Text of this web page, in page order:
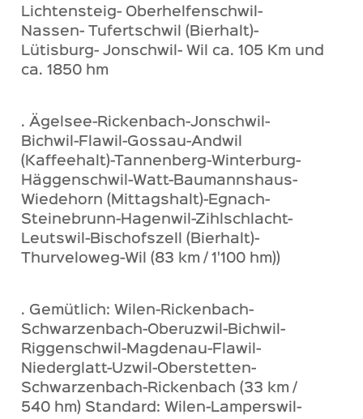
Lichtensteig- Oberhelfenschwil-
Nassen- Tufertschwil (Bierhalt)-
Lütisburg- Jonschwil- Wil ca. 105 Km und
ca. 1850 hm
. Ägelsee-Rickenbach-Jonschwil-
Bichwil-Flawil-Gossau-Andwil
(Kaffeehalt)-Tannenberg-Winterburg-
Häggenschwil-Watt-Baumannshaus-
Wiedehorn (Mittagshalt)-Egnach-
Steinebrunn-Hagenwil-Zihlschlacht-
Leutswil-Bischofszell (Bierhalt)-
Thurveloweg-Wil (83 km / 1'100 hm))
. Gemütlich: Wilen-Rickenbach-
Schwarzenbach-Oberuzwil-Bichwil-
Riggenschwil-Magdenau-Flawil-
Niederglatt-Uzwil-Oberstetten-
Schwarzenbach-Rickenbach (33 km /
540 hm) Standard: Wilen-Lamperswil-